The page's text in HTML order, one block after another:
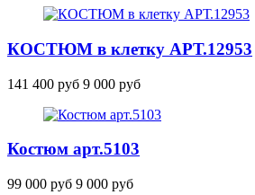
КОСТЮМ в клетку АРТ.12953
141 400 руб 9 000 руб
Костюм арт.5103
99 000 руб 9 000 руб